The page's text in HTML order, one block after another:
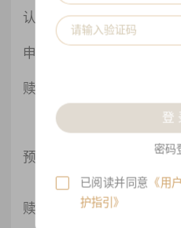
认购费 价外法, 1
登录可见
申购费
赎回开放日
不提前不
最晚提交时
登录可见
预估赎回日 2026-08-14
请于2026-
赎回费
0月≤持有
登
密码
已阅读并同意 《用
护指引》